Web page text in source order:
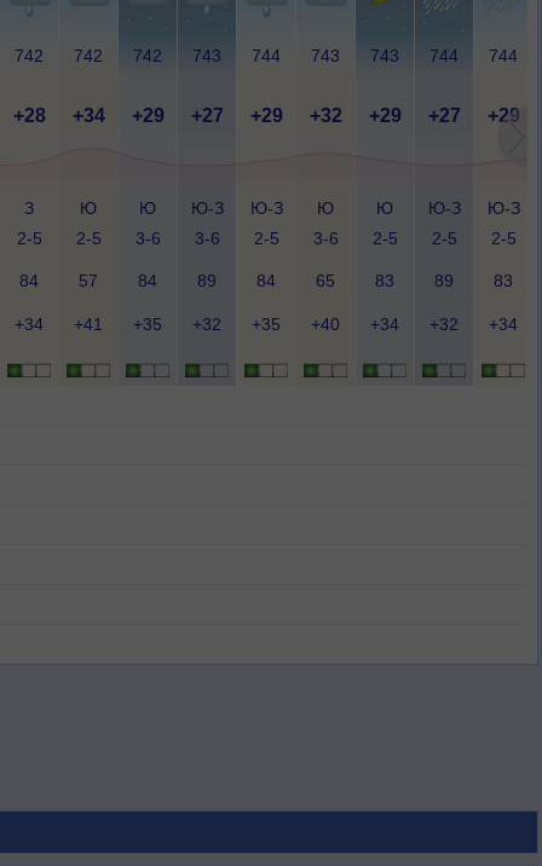
742 742 742 743 744 743 743 744 744
+28 +34 +29 +27 +29 +32 +29 +27 +29
З
2-5
Ю
2-5
Ю
3-6
Ю-З
3-6
Ю-З
2-5
Ю
3-6
Ю
2-5
Ю-З
2-5
Ю-З
2-5
84 57 84 89 84 65 83 89 83
+34 +41 +35 +32 +35 +40 +34 +32 +34